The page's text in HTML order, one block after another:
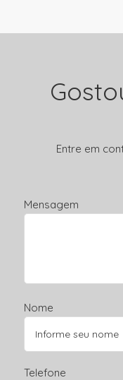
Entre em
Mensagem
Nome
Telefone